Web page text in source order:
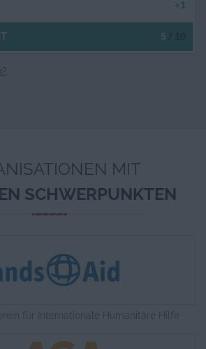
+1
5
MIT
SCHWERPUNKTEN
für Internationale Humanitäre Hilfe